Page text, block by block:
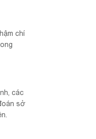
chí
các
sở